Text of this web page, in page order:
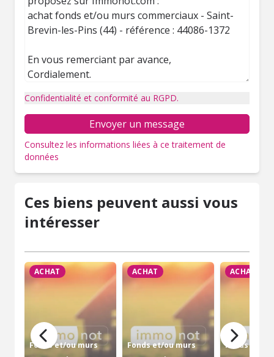
Confidentialité et conformité au RGPD.
Envoyer un message
Consultez les informations liées à ce traitement de
données
Ces biens peuvent aussi vous
intéresser
ACHAT
Fonds et/ou murs
ACHAT
Fonds et/ou murs
ACHAT
Fonds et/ou